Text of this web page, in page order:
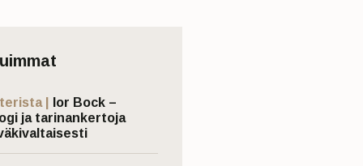
|
Ior Bock –
ja tarinankertoja